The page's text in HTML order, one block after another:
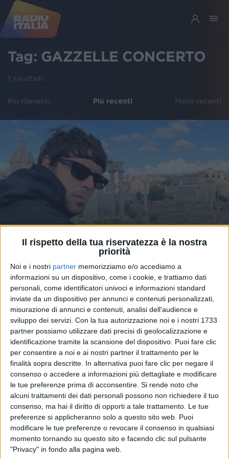
Il rispetto della tua riservatezza è la nostra
priorità
Noi e i nostri partner memorizziamo e/o accediamo a
informazioni su un dispositivo, come i cookie, e trattiamo dati
personali, come identificatori univoci e informazioni standard
inviate da un dispositivo per annunci e contenuti personalizzati,
misurazione di annunci e contenuti, analisi dell'audience e
sviluppo dei servizi. Con la tua autorizzazione noi e i nostri 1733
partner possiamo utilizzare dati precisi di geolocalizzazione e
identificazione tramite la scansione del dispositivo. Puoi fare clic
per consentire a noi e ai nostri partner il trattamento per le
finalità sopra descritte. In alternativa puoi fare clic per negare il
consenso o accedere a informazioni più dettagliate e modificare
le tue preferenze prima di acconsentire. Si rende noto che
alcuni trattamenti dei dati personali possono non richiedere il tuo
consenso, ma hai il diritto di opporti a tale trattamento. Le tue
preferenze si applicheranno solo a questo sito web. Puoi
modificare le tue preferenze o revocare il consenso in qualsiasi
momento tornando su questo sito e facendo clic sul pulsante
"Privacy" in fondo alla pagina web.
Tag: GAZZELLE CONCERTO
1 risultati
Più rilevanti Più recenti Meno recenti
Gazzelle, il nuovo singolo e il sogno di
cantare all’Olimpico di Roma
Su Radio Italia solomusicaitaliana arriva l’ultima
ballata di Flavio, che intanto pensa già al 9 giugno
quando terrà l’unico grande concerto del 2023 nello
stadio della sua città. “ Canterò con gli occhi chiusi
per non rischiare di svegliarmi da questo strano
grosso sogno ”
diAndrea Daz